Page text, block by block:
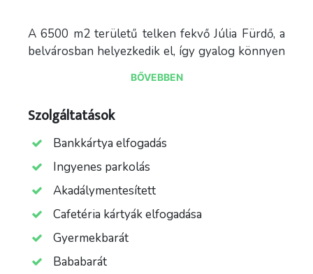
A 6500 m2 területű telken fekvő Júlia Fürdő, a
belvárosban helyezkedik el, így gyalog könnyen
elérhető a városlakók számára. De akár a város
távolabbi pontjairól is könnyen megközelíthető
szerint megtalálják a pihenést, gyógyulást,
kikapcsolódást nyújtó szolgáltatásokat. A Júlia
Fürdő 3 db szaunát, szárazgőzt, nedves gőzt,
kádfürdőt, infra szaunát, masszázst, büfét, 25 m-
es feszített víztükrű úszómedencét, különböző
hőmérsékletű gyógymedencéknek ad otthont.
BŐVEBBEN
Szolgáltatások
Bankkártya elfogadás
Ingyenes parkolás
Akadálymentesített
Cafetéria kártyák elfogadása
Gyermekbarát
Bababarát